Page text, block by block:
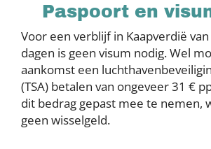
Paspoort en
Voor een verblijf in Kaapverdië
dagen is geen visum nodig. Wel
aankomst een
(TSA) betalen van ongeveer 31 €
dit bedrag gepast mee te nemen,
geen wisselgeld.